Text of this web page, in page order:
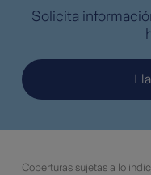
Solicita
Coberturas sujetas a lo